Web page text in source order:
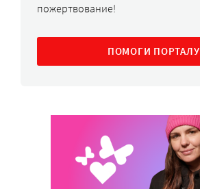
пожертвование!
ПОМОГИ ПОРТАЛУ